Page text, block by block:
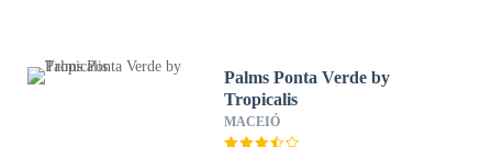
Palms Ponta Verde by
Tropicalis
MACEIÓ